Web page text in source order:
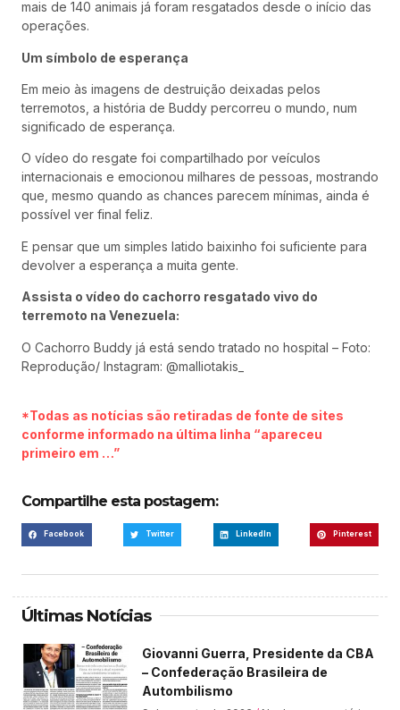
mais de 140 animais já foram resgatados desde o início das
operações.
Um símbolo de esperança
Em meio às imagens de destruição deixadas pelos
terremotos, a história de Buddy percorreu o mundo, num
significado de esperança.
O vídeo do resgate foi compartilhado por veículos
internacionais e emocionou milhares de pessoas, mostrando
que, mesmo quando as chances parecem mínimas, ainda é
possível ver final feliz.
E pensar que um simples latido baixinho foi suficiente para
devolver a esperança a muita gente.
Assista o vídeo do cachorro resgatado vivo do
terremoto na Venezuela:
O Cachorro Buddy já está sendo tratado no hospital – Foto:
Reprodução/ Instagram: @malliotakis_
*Todas as notícias são retiradas de fonte de sites
conforme informado na última linha “apareceu
primeiro em …”
Compartilhe esta postagem:
Facebook Twitter LinkedIn Pinterest
Últimas Notícias
Giovanni Guerra, Presidente da CBA
– Confederação Brasileira de
Autombilismo